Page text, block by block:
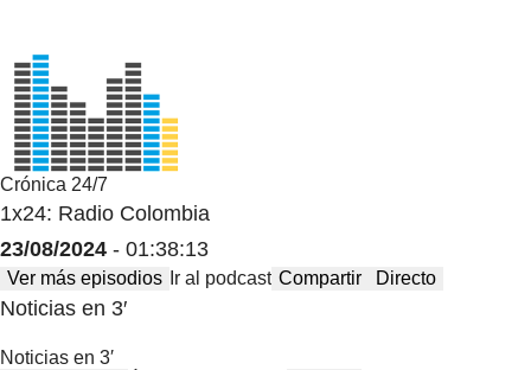
Crónica 24/7
1x24: Radio Colombia
23/08/2024 - 01:38:13
Ver más episodios Ir al podcast Compartir Directo
Noticias en 3′
Noticias en 3′